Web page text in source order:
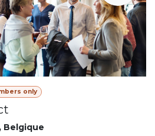
only
, Belgique